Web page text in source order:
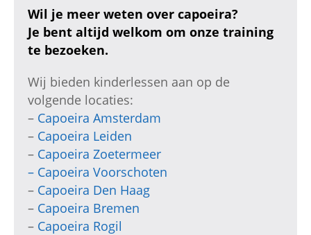
Wil je meer weten over capoeira?
Je bent altijd welkom om onze training
te bezoeken.
Wij bieden kinderlessen aan op de
volgende locaties:
– Capoeira Amsterdam
– Capoeira Leiden
– Capoeira Zoetermeer
– Capoeira Voorschoten
– Capoeira Den Haag
– Capoeira Bremen
– Capoeira Rogil